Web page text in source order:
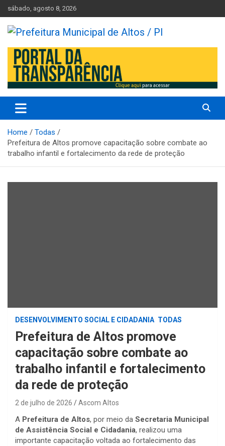
Skip
to
content
sábado, agosto 8, 2026
Prefeitura Municipal de Altos /
PI
Home
Todas
Prefeitura de Altos promove capacitação sobre combate ao
trabalho infantil e fortalecimento da rede de proteção
DESENVOLVIMENTO SOCIAL E CIDADANIA TODAS
Prefeitura de Altos promove
capacitação sobre combate ao
trabalho infantil e fortalecimento
da rede de proteção
2 de julho de 2026 Ascom Altos
A Prefeitura de Altos, por meio da Secretaria Municipal
de Assistência Social e Cidadania, realizou uma
importante capacitação voltada ao fortalecimento das